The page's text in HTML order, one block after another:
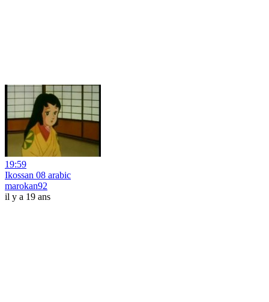
19:59
Ikossan 08 arabic
marokan92
il y a 19 ans